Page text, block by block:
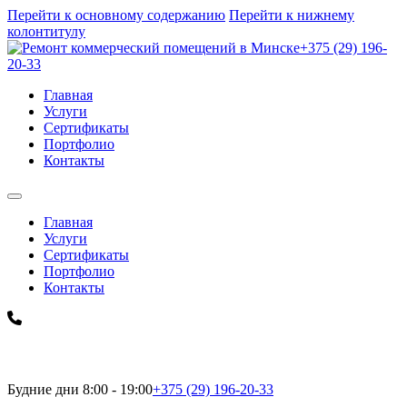
Перейти к основному содержанию Перейти к нижнему
колонтитулу
+375 (29) 196-
20-33
Главная
Услуги
Сертификаты
Портфолио
Контакты
Главная
Услуги
Сертификаты
Портфолио
Контакты
Будние дни 8:00 - 19:00+375 (29) 196-20-33